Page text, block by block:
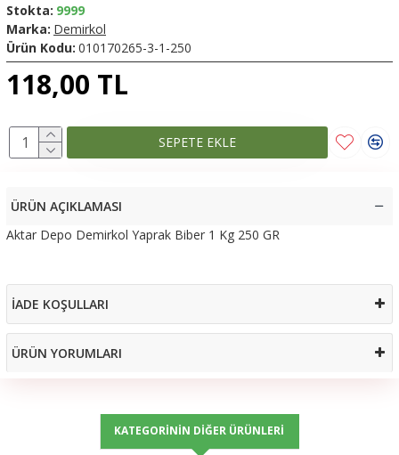
118,00 TL
Stokta: 9999
Marka: Demirkol
Ürün Kodu: 010170265-3-1-250
SEPETE EKLE
ÜRÜN AÇIKLAMASI
Aktar Depo Demirkol Yaprak Biber 1 Kg 250 GR
İADE KOŞULLARI
ÜRÜN YORUMLARI
KATEGORININ DIĞER ÜRÜNLERI